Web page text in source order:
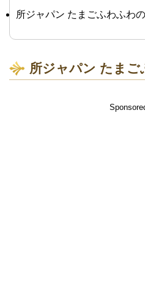
所ジャパン たまごふわふわ
所ジャパン たま